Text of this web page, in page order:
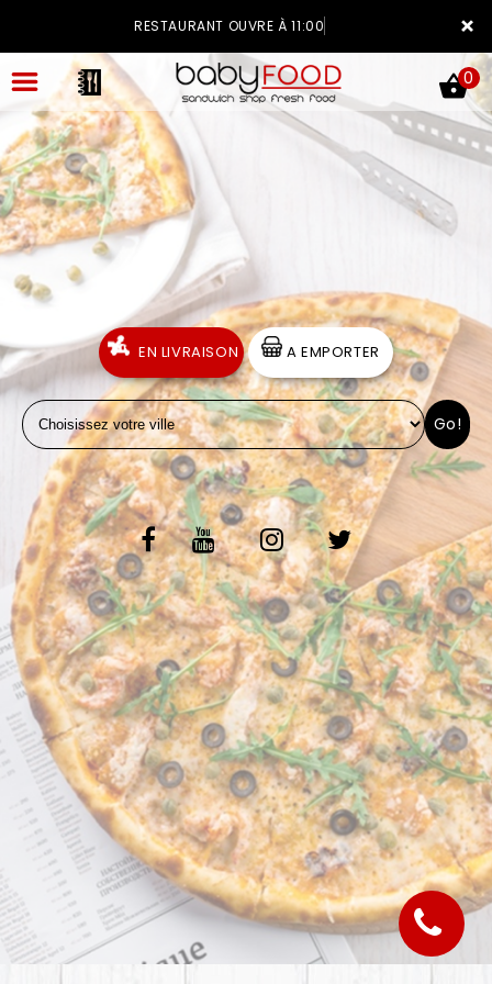
×
RESTAURANT OUVRE À 11:00
ACCUEIL
LA CARTE
VOTRE COMPTE
NOTRE RESTAURANT
VOS AVIS
MENTIONS LÉGALES
C.G.V
0
EN LIVRAISON A EMPORTER
Go!